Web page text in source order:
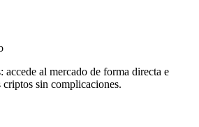
accede al mercado de forma directa e
sin complicaciones.